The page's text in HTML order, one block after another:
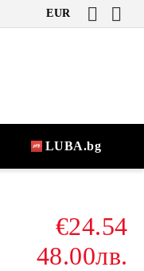
EUR
LUBA.bg
€24.54
48.00лв.